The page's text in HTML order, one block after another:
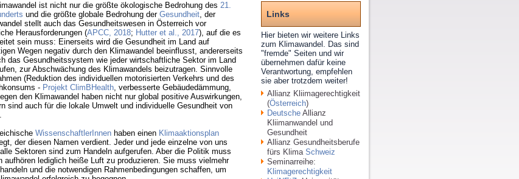
ist nicht nur die größte ökologische Bedrohung des 21.
und die größte globale Bedrohung der Gesundheit, der
stellt auch das Gesundheitswesen in Österreich vor
Herausforderungen (APCC, 2018; Hutter et al., 2017), auf die es
sein muss: Einerseits wird die Gesundheit im Land auf
Wegen negativ durch den Klimawandel beeinflusst, andererseits
das Gesundheitssystem wie jeder wirtschaftliche Sektor im Land
zur Abschwächung des Klimawandels beizutragen. Sinnvolle
(Reduktion des individuellen motorisierten Verkehrs und des
- Projekt ClimBHealth, verbesserte Gebäudedämmung,
den Klimawandel haben nicht nur global positive Auswirkungen,
sind auch für die lokale Umwelt und individuelle Gesundheit von
WissenschaftlerInnen haben einen Klimaaktionsplan
der diesen Namen verdient. Jeder und jede einzelne von uns
Sektoren sind zum Handeln aufgerufen. Aber die Politik muss
aufhören lediglich heiße Luft zu produzieren. Sie muss vielmehr
und die notwendigen Rahmenbedingungen schaffen, um
Links
Hier bieten wir weitere Links
zum Klimawandel. Das sind
"fremde" Seiten und wir
übernehmen dafür keine
Verantwortung, empfehlen
sie aber trotzdem weiter!
Allianz Kliimagerechtigkeit
(Österreich)
Deutsche Allianz
Kliimanwandel und
Gesundheit
Allianz Gesundheitsberufe
fürs Klima Schweiz
Seminarreihe:
Klimagerechtigkeit